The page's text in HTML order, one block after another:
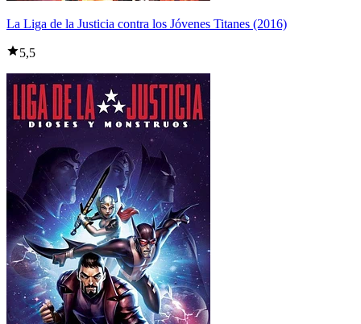
La Liga de la Justicia contra los Jóvenes Titanes (2016)
5,5